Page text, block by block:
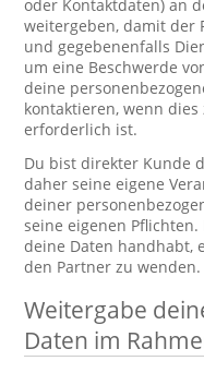
oder Kontaktdaten) an
weitergeben, damit der
und gegebenenfalls
um eine Beschwerde
deine
kontaktieren, wenn
erforderlich ist.
Du bist direkter Kunde
daher seine eigene
deiner
seine eigenen
deine Daten handhabt,
den Partner zu wenden.
Weitergabe
Daten im